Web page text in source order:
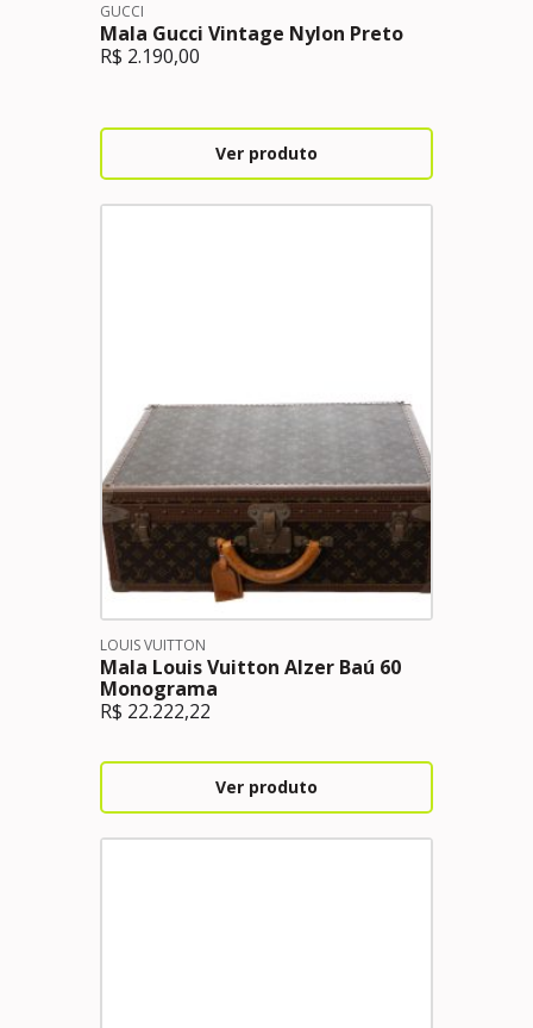
GUCCI
Mala Gucci Vintage Nylon Preto
R$ 2.190,00
Ver produto
LOUIS VUITTON
Mala Louis Vuitton Alzer Baú 60
Monograma
R$ 22.222,22
Ver produto